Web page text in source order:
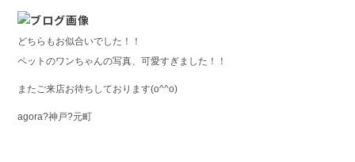
どちらもお似合いでした！！
ペットのワンちゃんの写真、可愛すぎました！！
またご来店お待ちしております(o^^o)
agora?神戸?元町